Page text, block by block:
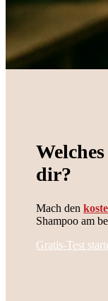
dir?
Mach den
Shampoo am
Gratis-Test